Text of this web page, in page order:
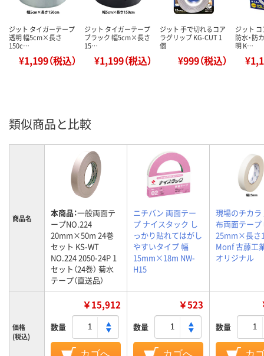
ジット タイガーテープ
透明 幅5cm×長さ
150c…
¥1,199（税込）
ジット タイガーテープ
ブラック 幅5cm×長さ
15…
¥1,199（税込）
ジット 手で切れるコア
ラグリップ KG-CUT 1
個
¥999（税込）
ジット
防水・防
明 K…
類似商品と比較
商品名 本商品：一般両面テ
ープNO.224
20mm×50m 24巻
セット KS-WT
NO.224 2050-24P 1
セット（24巻） 菊水
テープ（直送品）
ニチバン 両面テー
プ ナイスタック し
っかり貼れてはがし
やすいタイプ 幅
15mm×18m NW-
H15
現場のチカラ
布両面テープ
25mm×長さ
Monf 古藤工
オリジナル
価格
(税込)
￥15,912
数量
カゴへ
￥523
数量
カゴへ
数量
カ